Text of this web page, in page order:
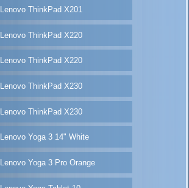
Lenovo ThinkPad X201
Lenovo ThinkPad X220
Lenovo ThinkPad X220
Lenovo ThinkPad X230
Lenovo ThinkPad X230
Lenovo Yoga 3 14" White
Lenovo Yoga 3 Pro Orange